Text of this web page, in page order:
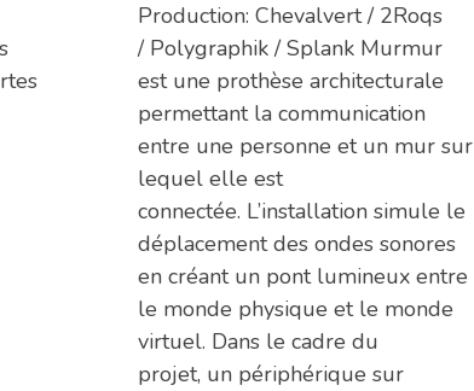
Production: Chevalvert / 2Roqs
/ Polygraphik / Splank Murmur
est une prothèse architecturale
permettant la communication
entre une personne et un mur sur
lequel elle est
connectée. L’installation simule le
déplacement des ondes sonores
en créant un pont lumineux entre
le monde physique et le monde
virtuel. Dans le cadre du
projet, un périphérique sur